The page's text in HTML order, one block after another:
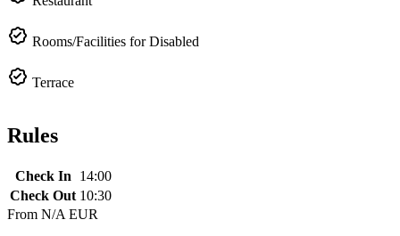
Rooms/Facilities for Disabled
Terrace
Rules
Check In
14:00
Check Out 10:30
From N/A EUR